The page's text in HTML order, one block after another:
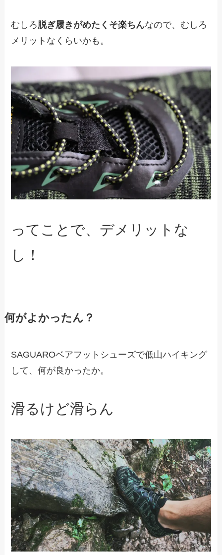
むしろ脱ぎ履きがめたくそ楽ちんなので、むしろ
メリットなくらいかも。
ってことで、デメリットな
し！
何がよかったん？
SAGUAROベアフットシューズで低山ハイキング
して、何が良かったか。
滑るけど滑らん